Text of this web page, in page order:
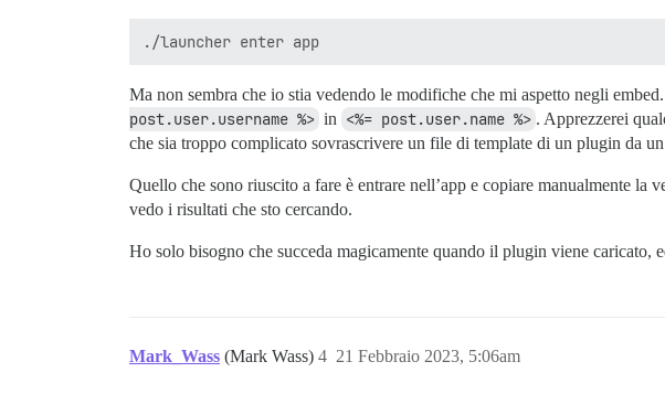
Ma non sembra che io stia vedendo le modifiche che mi aspetto negli
post.user.username %> in <%= post.user.name %> . Apprezzerei
che sia troppo complicato sovrascrivere un file di template di un plugin da
Quello che sono riuscito a fare è entrare nell’app e copiare manualmente
vedo i risultati che sto cercando.
Ho solo bisogno che succeda magicamente quando il plugin viene caricato,
Mark_Wass (Mark Wass) 21 Febbraio 2023, 5:06am
4